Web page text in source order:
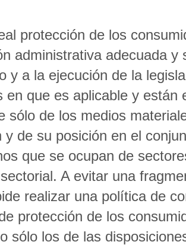
protección de los
administrativa adecuada
y a la ejecución de la
en que es aplicable y
sólo de los medios
y de su posición en el
que se ocupan de
A evitar una
realizar una política de
protección de los
sólo los de las